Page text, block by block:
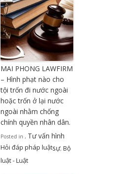
MAI PHONG LAWFIRM
– Hình phạt nào cho
tội trốn đi nước ngoài
hoặc trốn ở lại nước
ngoài nhằm chống
chính quyền nhân dân.
Posted in
Hỏi đáp pháp luật
, Tư vấn hình
sự, Bộ
luật - Luật